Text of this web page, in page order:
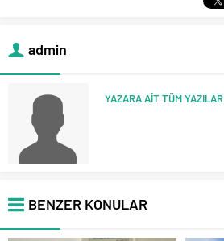
admin
YAZARA AİT TÜM YAZILAR
BENZER KONULAR